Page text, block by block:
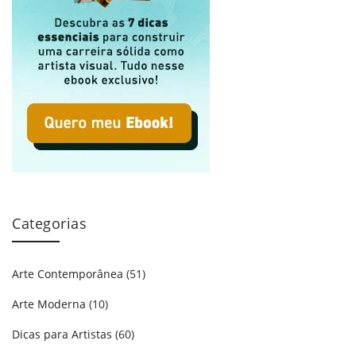
Categorias
Arte Contemporânea (51)
Arte Moderna (10)
Dicas para Artistas (60)